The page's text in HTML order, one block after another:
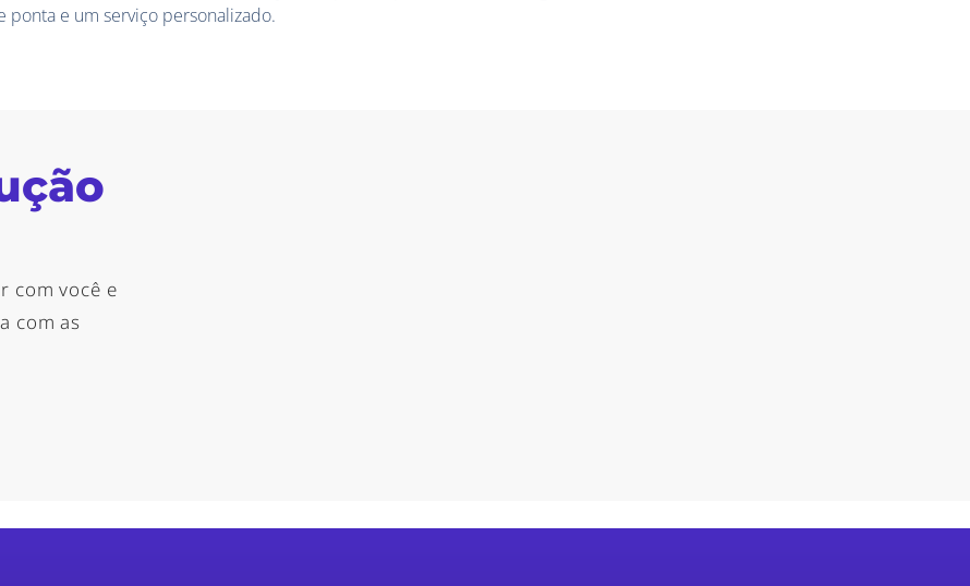
e um serviço personalizado.
com você e
com as